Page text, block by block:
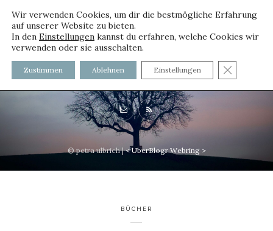
voller worte - mit und ohne
Innenfutter
© petra ulbrich |< UberBlogr Webring >
BÜCHER
Wir verwenden Cookies, um dir die bestmögliche Erfahrung
auf unserer Website zu bieten.
In den Einstellungen kannst du erfahren, welche Cookies wir
verwenden oder sie ausschalten.
Zustimmen Ablehnen Einstellungen GDPR